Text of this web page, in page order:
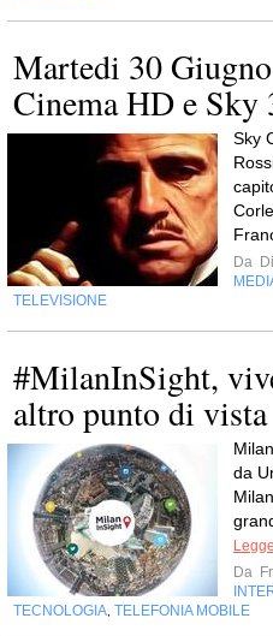
Martedi 30
Cinema HD e Sky
Sky
Da
TELEVISIONE
#MilanInSight,
altro punto di vista
da
Da
TECNOLOGIA TELEFONIA MOBILE